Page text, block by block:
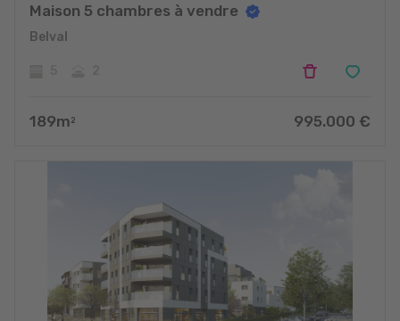
Maison 5 chambres à vendre
Belval
189m 2 995.000 €